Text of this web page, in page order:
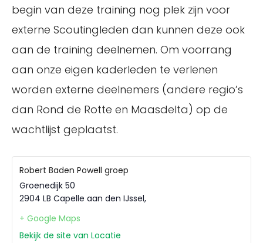
begin van deze training nog plek zijn voor
externe Scoutingleden dan kunnen deze ook
aan de training deelnemen. Om voorrang
aan onze eigen kaderleden te verlenen
worden externe deelnemers (andere regio’s
dan Rond de Rotte en Maasdelta) op de
wachtlijst geplaatst.
Robert Baden Powell groep
Groenedijk 50
2904 LB Capelle aan den IJssel,
+ Google Maps
Bekijk de site van Locatie